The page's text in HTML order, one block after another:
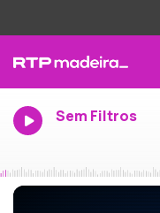
Sem Filtros